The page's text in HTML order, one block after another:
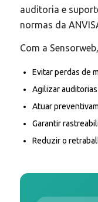
auditoria e
normas da
Com a
Evitar perdas de
Agilizar
Atuar
Garantir
Reduzir o